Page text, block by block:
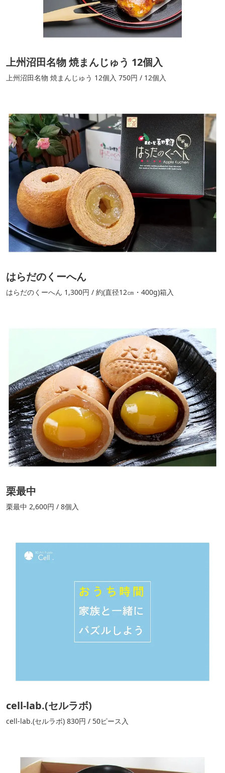
上州沼田名物 焼まんじゅう 12個入
上州沼田名物 焼まんじゅう 12個入 750円 / 12個入
はらだのくーへん
はらだのくーへん 1,300円 / 約(直径12㎝・400g)箱入
栗最中
栗最中 2,600円 / 8個入
cell-lab.(セルラボ)
cell-lab.(セルラボ) 830円 / 50ピース入